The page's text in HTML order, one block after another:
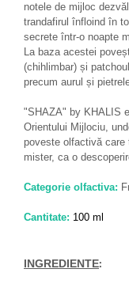
Zirconia
Oferta Saptamanii
Mai Multe >>
Parfumuri Clona
Parfumuri clona /
Puncte Cadou
Recenzii clienti
Blog
notele de mijloc
trandafirul înfloind în
secrete într-o noapte
La baza acestei
(chihlimbar) și
precum aurul și
"SHAZA" by KHALIS
Orientului Mijlociu,
poveste olfactivă care
mister, ca o
Categorie olfactiva:
Cantitate: 100 ml
INGREDIENTE: